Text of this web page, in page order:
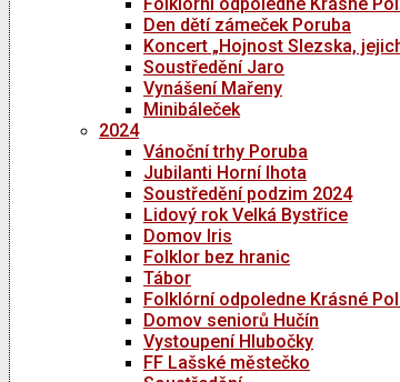
Den dětí zámeček Poruba
Koncert „Hojnost Slezska,
Soustředění Jaro
Vynášení Mařeny
Minibáleček
2024
Vánoční trhy Poruba
Jubilanti Horní lhota
Soustředění podzim 2024
Lidový rok Velká Bystřice
Domov Iris
Folklor bez hranic
Tábor
Folklórní odpoledne Krásné
Domov seniorů Hučín
Vystoupení Hlubočky
FF Lašské městečko